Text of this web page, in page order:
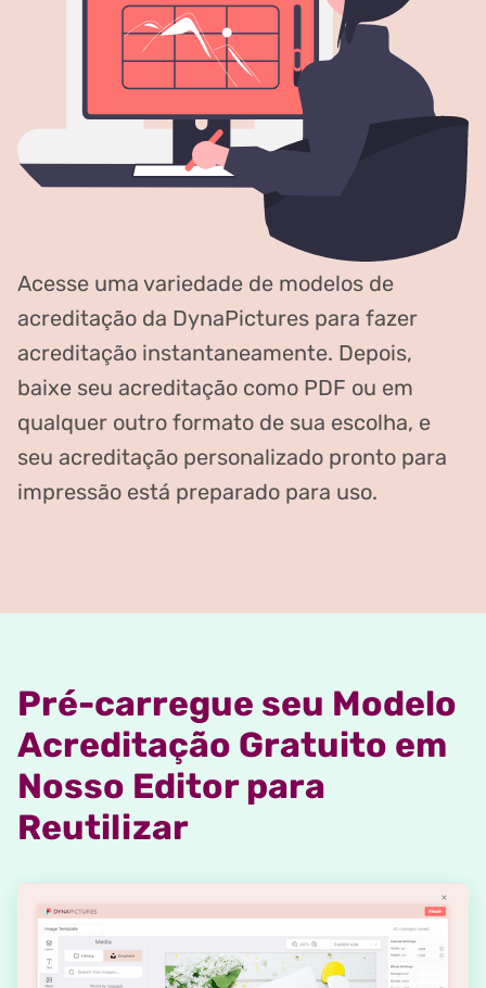
Acesse uma variedade de modelos de
acreditação da DynaPictures para fazer
acreditação instantaneamente. Depois,
baixe seu acreditação como PDF ou em
qualquer outro formato de sua escolha, e
seu acreditação personalizado pronto para
impressão está preparado para uso.
Pré-carregue seu Modelo
Acreditação Gratuito em
Nosso Editor para
Reutilizar